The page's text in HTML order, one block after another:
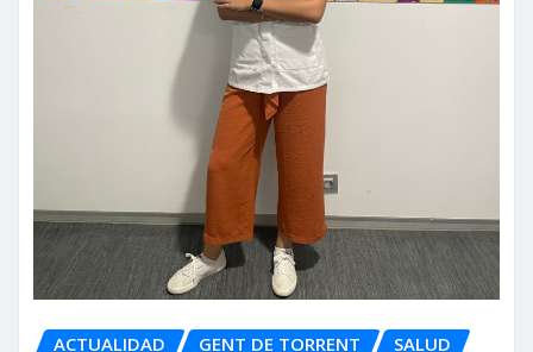
ACTUALIDAD GENT DE TORRENT SALUD